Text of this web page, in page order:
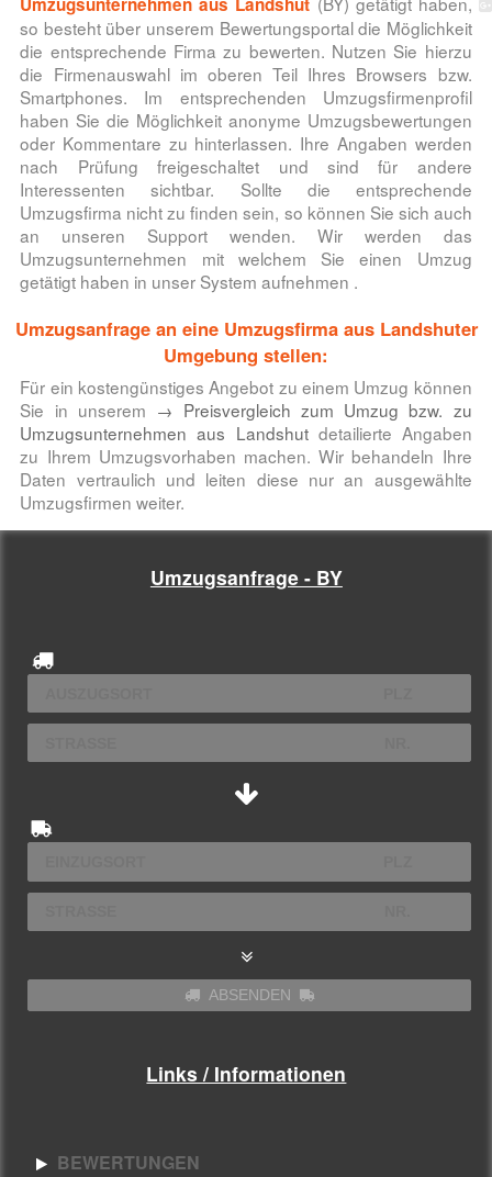
so besteht über unserem Bewertungsportal die Möglichkeit
die entsprechende Firma zu bewerten. Nutzen Sie hierzu
die Firmenauswahl im oberen Teil Ihres Browsers bzw.
Smartphones. Im entsprechenden Umzugsfirmenprofil
haben Sie die Möglichkeit anonyme Umzugsbewertungen
oder Kommentare zu hinterlassen. Ihre Angaben werden
nach Prüfung freigeschaltet und sind für andere
Interessenten sichtbar. Sollte die entsprechende
Umzugsfirma nicht zu finden sein, so können Sie sich auch
an unseren Support wenden. Wir werden das
Umzugsunternehmen mit welchem Sie einen Umzug
getätigt haben in unser System aufnehmen .
Umzugsanfrage an eine Umzugsfirma aus Landshuter
Umgebung stellen:
Für ein kostengünstiges Angebot zu einem Umzug können
Sie in unserem → Preisvergleich zum Umzug bzw. zu
Umzugsunternehmen aus Landshut detailierte Angaben
zu Ihrem Umzugsvorhaben machen. Wir behandeln Ihre
Daten vertraulich und leiten diese nur an ausgewählte
Umzugsfirmen weiter.
Umzugsanfrage - BY
ABSENDEN
Links / Informationen
BEWERTUNGEN